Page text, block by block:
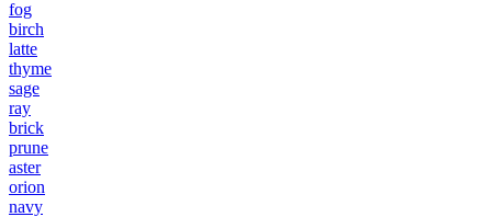
fog
birch
latte
thyme
sage
ray
brick
prune
aster
orion
navy